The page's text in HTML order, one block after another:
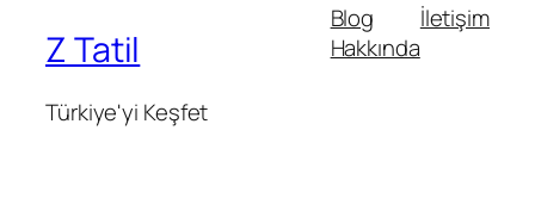
Z Tatil
Türkiye'yi Keşfet
Blog
Hakkında
İletişim